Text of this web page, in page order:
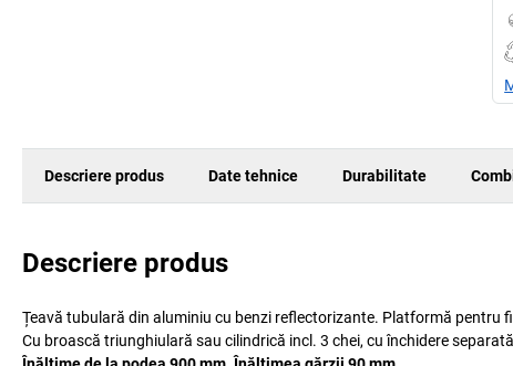
Descriere produs Date tehnice Durabilitate
Descriere produs
Țeavă tubulară din aluminiu cu benzi reflectorizante. Platformă pentru
Cu broască triunghiulară sau cilindrică incl. 3 chei, cu închidere